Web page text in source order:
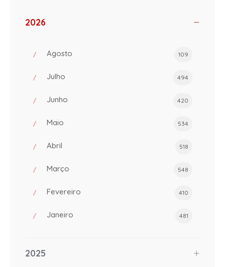
2026
Agosto 109
Julho 494
Junho 420
Maio 534
Abril 518
Março 548
Fevereiro 410
Janeiro 481
2025